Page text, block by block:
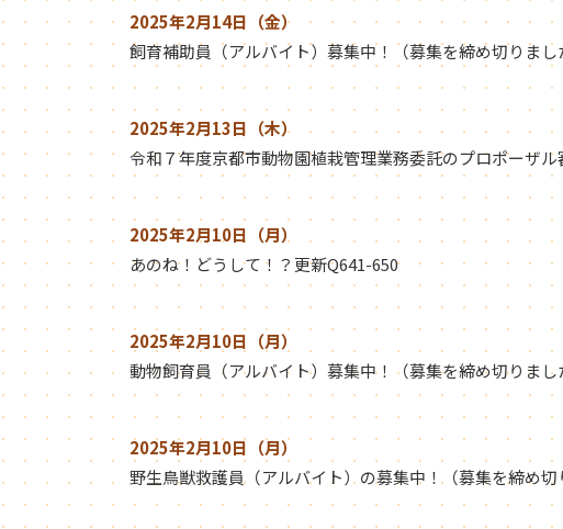
2025年2月14日（金）
飼育補助員（アルバイト）募集中！（募集を締め切りまし
2025年2月13日（木）
令和７年度京都市動物園植栽管理業務委託のプロポーザ
2025年2月10日（月）
あのね！どうして！？更新Q641-650
2025年2月10日（月）
動物飼育員（アルバイト）募集中！（募集を締め切りまし
2025年2月10日（月）
野生鳥獣救護員（アルバイト）の募集中！（募集を締め切